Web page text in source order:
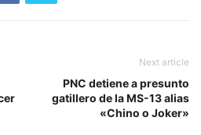
Next article
PNC detiene a presunto
gatillero de la MS-13 alias
«Chino o Joker»